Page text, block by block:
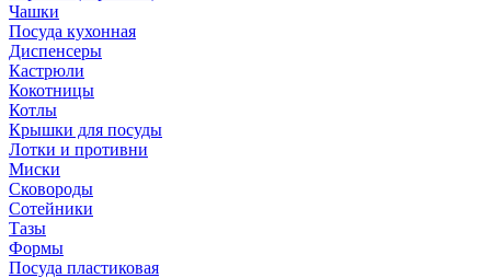
Чашки
Посуда кухонная
Диспенсеры
Кастрюли
Кокотницы
Котлы
Крышки для посуды
Лотки и противни
Миски
Сковороды
Сотейники
Тазы
Формы
Посуда пластиковая